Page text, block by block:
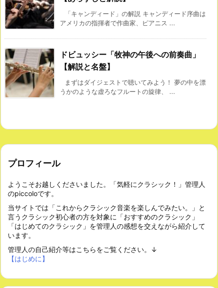
「キャンディード」の解説 キャンディード序曲は
アメリカの指揮者で作曲家、ピアニス ...
ドビュッシー「牧神の午後への前奏曲」
【解説と名盤】
まずはダイジェストで聴いてみよう！ 夢の中を漂
うかのような虚ろなフルートの旋律、 ...
プロフィール
ようこそお越しくださいました。「気軽にクラシック！」管理人
のpiccoloです。
当サイトでは「これからクラシック音楽を楽しんでみたい。」と
言うクラシック初心者の方を対象に「おすすめのクラシック」
「はじめてのクラシック」を管理人の感想を交えながら紹介して
います。
管理人の自己紹介等はこちらをご覧ください。↓
【はじめに】